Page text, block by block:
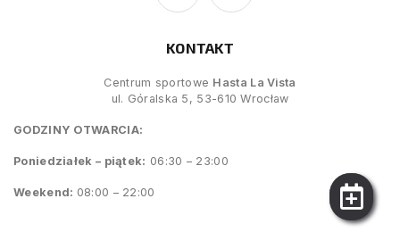
KONTAKT
Centrum sportowe Hasta La Vista
ul. Góralska 5, 53-610 Wrocław
GODZINY OTWARCIA:
Poniedziałek – piątek: 06:30 – 23:00
Weekend: 08:00 – 22:00